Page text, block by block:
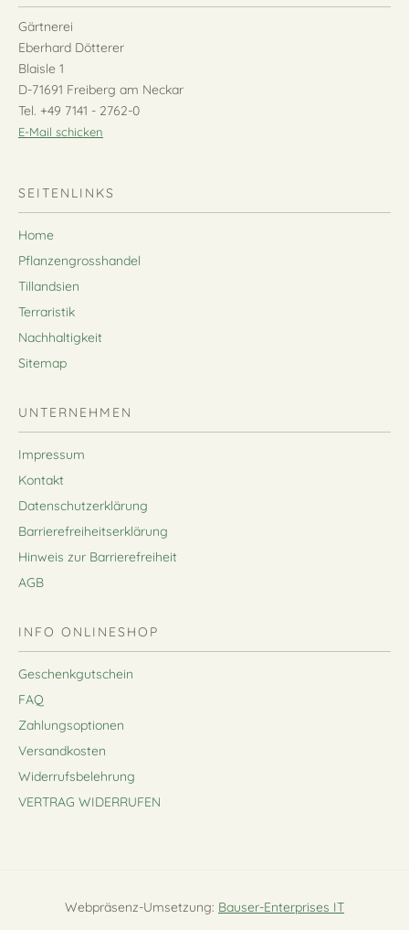
Gärtnerei
Eberhard Dötterer
Blaisle 1
D-71691 Freiberg am Neckar
Tel. +49 7141 - 2762-0
E-Mail schicken
SEITENLINKS
Home
Pflanzengrosshandel
Tillandsien
Terraristik
Nachhaltigkeit
Sitemap
UNTERNEHMEN
Impressum
Kontakt
Datenschutzerklärung
Barrierefreiheitserklärung
Hinweis zur Barrierefreiheit
AGB
INFO ONLINESHOP
Geschenkgutschein
FAQ
Zahlungsoptionen
Versandkosten
Widerrufsbelehrung
VERTRAG WIDERRUFEN
Webpräsenz-Umsetzung: Bauser-Enterprises IT